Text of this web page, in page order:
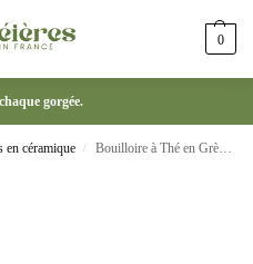
0
gorgée.
en céramique / Bouilloire à Thé en Grès 260 ml